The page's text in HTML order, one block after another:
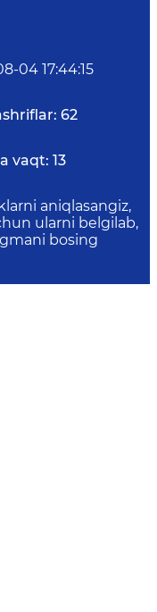
04 17:44:15
62
vaqt: 13
aniqlasangiz,
ularni belgilab,
bosing